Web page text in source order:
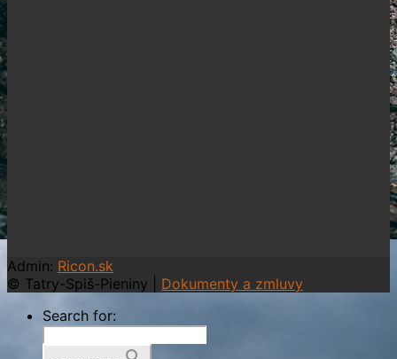
Admin: Ricon.sk
© Tatry-Spiš-Pieniny | Dokumenty a zmluvy
Search for: